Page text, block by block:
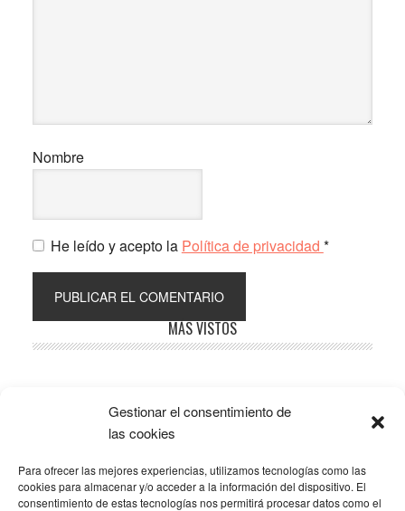
Gestionar el consentimiento de
las cookies
Para ofrecer las mejores experiencias, utilizamos tecnologías como las
cookies para almacenar y/o acceder a la información del dispositivo. El
consentimiento de estas tecnologías nos permitirá procesar datos como el
Nombre
He leído y acepto la Política de privacidad *
lateral
MÁS VISTOS
Popular Recent Comments
SOBRE LA AFILIACIÓN